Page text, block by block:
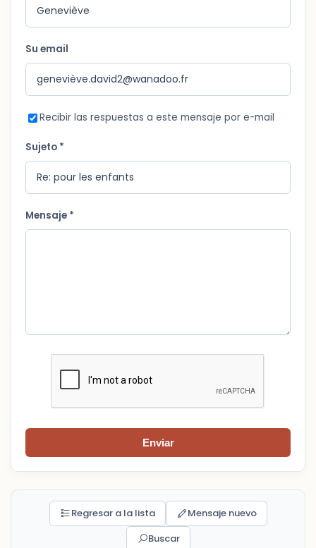
Su email
Recibir las respuestas a este mensaje por e-mail
Sujeto *
Mensaje *
Enviar
Regresar a la lista
Mensaje nuevo
Buscar